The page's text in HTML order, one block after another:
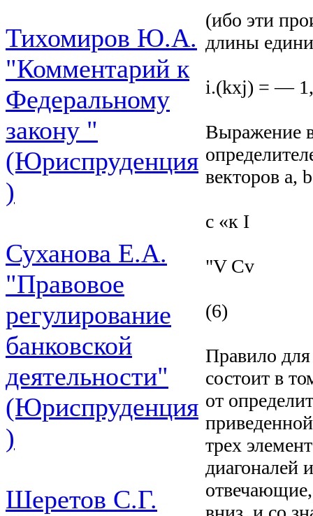
Тихомиров Ю.А.
"Комментарий к
Федеральному
закону "
(Юриспруденция
)
Суханова Е.А.
"Правовое
регулирование
банковской
деятельности"
(Юриспруденция
)
Шеретов С.Г.
(ибо эти
длины
i.(kxj) = —
Выражение
векторов a,
с «к I
"V Cv
(6)
Правило для
состоит в
от
трех
диагоналей